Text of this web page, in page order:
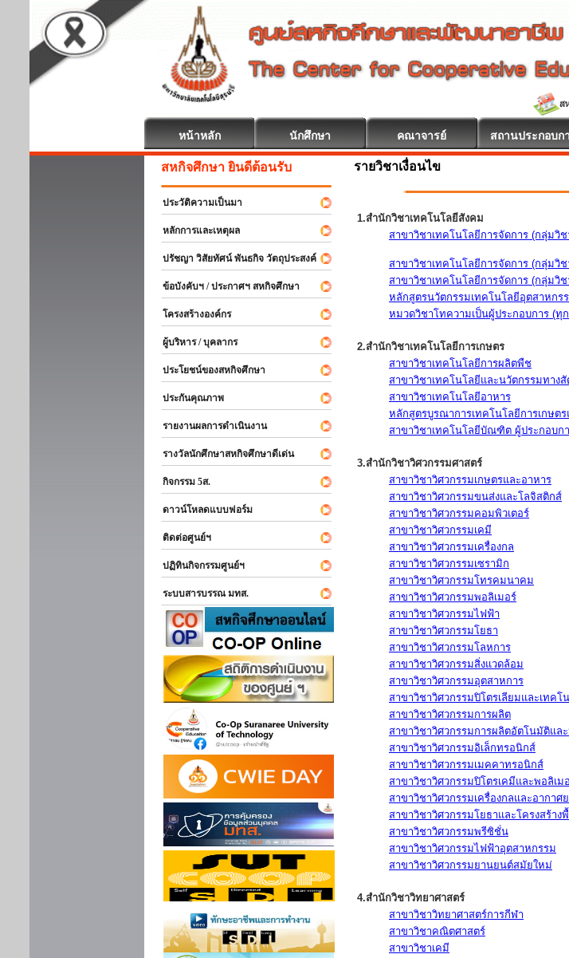
หน้าหลัก นักศึกษา คณาจารย์ สถานประกอบก
สหกิจศึกษา ยินดีต้อนรับ
ประวัติความเป็นมา
หลักการและเหตุผล
ปรัชญา วิสัยทัศน์ พันธกิจ วัตถุประสงค์
ข้อบังคับฯ / ประกาศฯ สหกิจศึกษา
โครงสร้างองค์กร
ผู้บริหาร / บุคลากร
ประโยชน์ของสหกิจศึกษา
ประกันคุณภาพ
รายงานผลการดำเนินงาน
รางวัลนักศึกษาสหกิจศึกษาดีเด่น
กิจกรรม 5ส.
ดาวน์โหลดแบบฟอร์ม
ติดต่อศูนย์ฯ
ปฏิทินกิจกรรมศูนย์ฯ
ระบบสารบรรณ มทส.
รายวิชาเงื่อนไข
1.สำนักวิชาเทคโนโลยีสังคม
สาขาวิชาเทคโนโลยีการจัดการ (กลุ่มวิ
สาขาวิชาเทคโนโลยีการจัดการ (กลุ่มวิ
สาขาวิชาเทคโนโลยีการจัดการ (กลุ่มวิช
หลักสูตรนวัตกรรมเทคโนโลยีอุตสาหกร
หมวดวิชาโทความเป็นผู้ประกอบการ (ทุ
2.สำนักวิชาเทคโนโลยีการเกษตร
สาขาวิชาเทคโนโลยีการผลิตพืช
สาขาวิชาเทคโนโลยีและนวัตกรรมทางสั
สาขาวิชาเทคโนโลยีอาหาร
หลักสูตรบูรณาการเทคโนโลยีการเกษต
สาขาวิชาเทคโนโลยีบัณฑิต ผู้ประกอบก
3.สำนักวิชาวิศวกรรมศาสตร์
สาขาวิชาวิศวกรรมเกษตรและอาหาร
สาขาวิชาวิศวกรรมขนส่งและโลจิสติกส์
สาขาวิชาวิศวกรรมคอมพิวเตอร์
สาขาวิชาวิศวกรรมเคมี
สาขาวิชาวิศวกรรมเครื่องกล
สาขาวิชาวิศวกรรมเซรามิก
สาขาวิชาวิศวกรรมโทรคมนาคม
สาขาวิชาวิศวกรรมพอลิเมอร์
สาขาวิชาวิศวกรรมไฟฟ้า
สาขาวิชาวิศวกรรมโยธา
สาขาวิชาวิศวกรรมโลหการ
สาขาวิชาวิศวกรรมสิ่งแวดล้อม
สาขาวิชาวิศวกรรมอุตสาหการ
สาขาวิชาวิศวกรรมปิโตรเลียมและเทค
สาขาวิชาวิศวกรรมการผลิต
สาขาวิชาวิศวกรรมการผลิตอัตโนมัติแล
สาขาวิชาวิศวกรรมอิเล็กทรอนิกส์
สาขาวิชาวิศวกรรมเมคคาทรอนิกส์
สาขาวิชาวิศวกรรมปิโตรเคมีและพอลิเ
สาขาวิชาวิศวกรรมเครื่องกลและอากา
สาขาวิชาวิศวกรรมโยธาและโครงสร้าง
สาขาวิชาวิศวกรรมพรีซิชั่น
สาขาวิชาวิศวกรรมไฟฟ้าอุตสาหกรรม
สาขาวิชาวิศวกรรมยานยนต์สมัยใหม่
4.สำนักวิชาวิทยาศาสตร์
สาขาวิชาวิทยาศาสตร์การกีฬา
สาขาวิชาคณิตศาสตร์
สาขาวิชาเคมี